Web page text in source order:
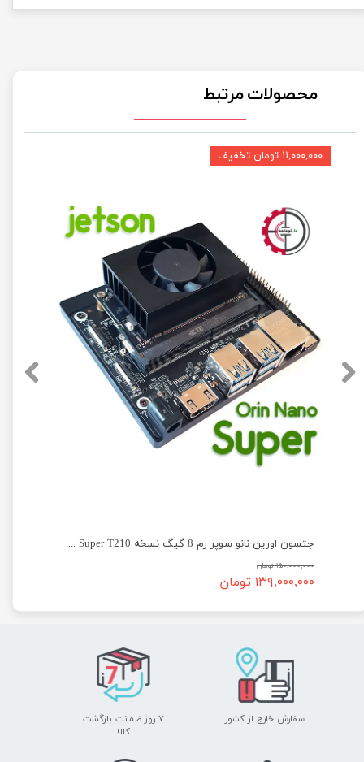
محصولات مرتبط
جتسون اورین نانو سوپر رم 8 گیگ نسخه Jetson Orin Nano Super T210
۱۵۰,۰۰۰,۰۰۰ تومان
۱۳۹,۰۰۰,۰۰۰ تومان
۱۱,۰۰۰,۰۰۰ تومان تخفیف
سفارش خارج از کشور
۷ روز ضمانت بازگشت
​​​​​​​کالا